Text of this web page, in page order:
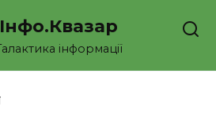
Інфо.Квазар
інформації